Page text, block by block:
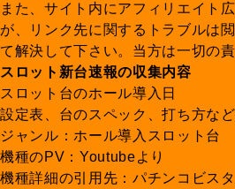
また、サイト内にアフィリエイト
が、リンク先に関するトラブルは
て解決して下さい。当方は一切の
スロット新台速報の収集内容
スロット台のホール導入日
設定表、台のスペック、打ち方な
ジャンル：ホール導入スロット台
機種のPV：Youtubeより
機種詳細の引用先：パチンコビス